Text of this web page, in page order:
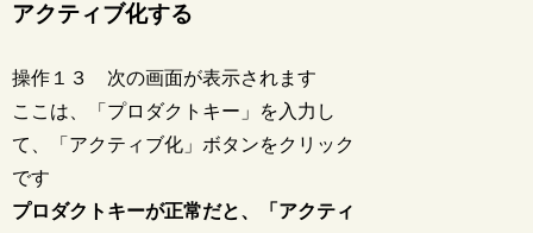
アクティブ化する
操作１３ 次の画面が表示されます
ここは、「プロダクトキー」を入力し
て、「アクティブ化」ボタンをクリック
です
プロダクトキーが正常だと、「アクティ